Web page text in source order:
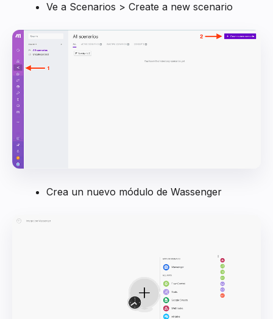
Ve a Scenarios > Create a new scenario
Crea un nuevo módulo de Wassenger